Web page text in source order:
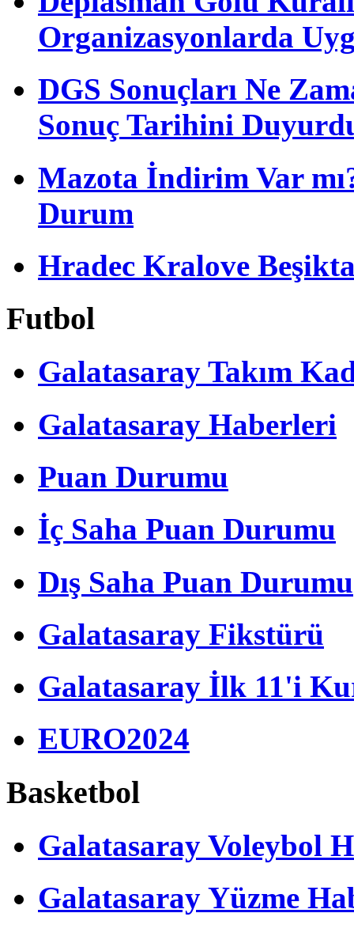
Organizasyonlarda
DGS Sonuçları Ne
Sonuç Tarihini
Mazota İndirim Var
Durum
Hradec Kralove
Futbol
Galatasaray Takım
Galatasaray Haberleri
Puan Durumu
İç Saha Puan Durumu
Dış Saha Puan Durumu
Galatasaray Fikstürü
Galatasaray İlk 11'i
EURO2024
Basketbol
Galatasaray Voleybol
Galatasaray Yüzme